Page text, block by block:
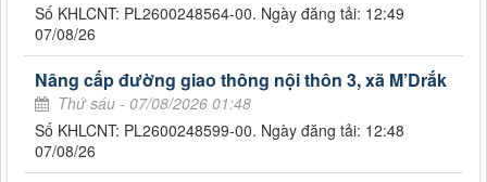
Số KHLCNT: PL2600248564-00. Ngày đăng tải: 12:49
07/08/26
Nâng cấp đường giao thông nội thôn 3, xã M’Drắk
Thứ sáu - 07/08/2026 01:48
Số KHLCNT: PL2600248599-00. Ngày đăng tải: 12:48
07/08/26